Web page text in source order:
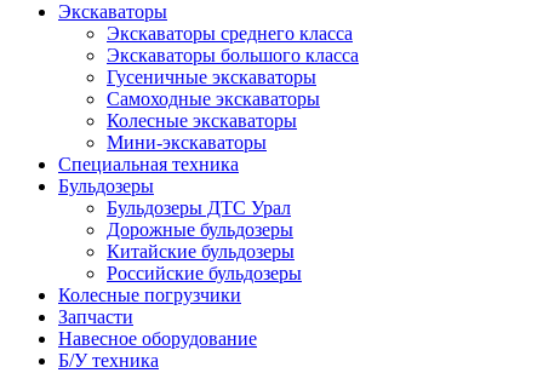
Экскаваторы
Экскаваторы среднего класса
Экскаваторы большого класса
Гусеничные экскаваторы
Самоходные экскаваторы
Колесные экскаваторы
Мини-экскаваторы
Специальная техника
Бульдозеры
Бульдозеры ДТС Урал
Дорожные бульдозеры
Китайские бульдозеры
Российские бульдозеры
Колесные погрузчики
Запчасти
Навесное оборудование
Б/У техника